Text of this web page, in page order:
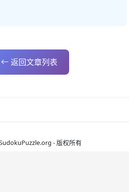
返回文章列表
- 版权所有